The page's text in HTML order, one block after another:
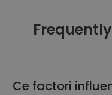
Ce factori